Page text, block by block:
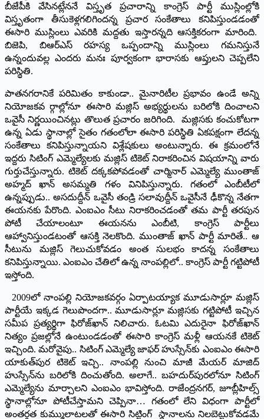
బీజేపీకి వేసినట్లేననే విస్తృత ప్రచారాన్ని కాంగ్రెస్‌ పార్టీ ముస్లింల్లోకి
విస్తృతంగా తీసుకెళ్లగలిగిందన్న ప్రచార సంకేతాలు కనిపిస్తుండడంతో
ఈసారి ముస్లింలు ఎవరికి మద్దతు ఇస్తారన్నది ఆసక్తికరంగా మారింది.
బిజెపి, బిఆర్‌ఎస్‌ రహస్య ఒప్పందాన్ని ముస్లింలు గమనిస్తునే
ఉన్నందువల్ల ఎందరు మనః పూర్వకంగా భారాసకు ఆప్తులని చెప్పలేని
పరిస్థితి.
పాతనగరానికే పరిమితం కాకుండా.. మైనారిటీల ప్రభావం ఉండే అన్ని
నియోజకవ ర్గాల్లోనూ ఈసారి మజ్లిస్‌ అభ్యర్థులను బరిలోకి దించాలని
ఒవైసీ నిర్ణయించినట్లు తొలుత ప్రచారం జరిగింది. మజ్లిసకు కంచుకోటగా
ఉన్న ఏడు స్థానాల్లో సైతం గతంలోలా ఈసారి పరిస్థితి ఏకపక్షంగా లేదన్న
సంకేతాలు కనిపిస్తున్నాయని విశ్లేషకులు అంటున్నారు. ఈ క్రమంలోనే
ఇద్దరు సిటింగ్‌ ఎమ్మెల్యేలకు మజ్లిస్‌ టికెట్‌ నిరాకరించిన విషయాన్ని వారు
గుర్తుచేస్తున్నారు. టికెట్‌ దక్కకపోవడంతో చార్మినార్‌ ఎమ్మెల్యే ముంతాజ్‌
అహ్మద్‌ ఖాన్‌ అసమ్మతి గళం వినిపిస్తున్నారు. గతంలో ఎంబీటీలో
ఉన్నప్పుడు.. అసదుద్దీన్‌ ఒవైసీ తండ్రి సలావుద్దీన్‌ ఒవైసీనే ఢీకొన్న నేతగా
ఈయనకు పేరొంది. ఎంఐఎం సీటు నిరాకరించడంతో తమ పార్టీ తరపున
పోటీ చేయాలంటూ ఈయనను ఎంబీటి, కాంగ్రెస్‌ పార్టీలు
ఆహ్వానిస్తుండటంతో ఆసక్తి నెలకొంది. ముంతాజ్‌ ఖాన్‌ పార్టీ మారితే.. ఆ
సీటును మజ్లిస్‌ గెలుచుకోవడం అంత సులభం కాదన్న సంకేతాలు
కనిపిస్తున్నాయి. ఎంఐఎం చేతిలో ఉన్న నాంపల్లిలో.. కాంగ్రెస్‌ పార్టీ గట్టిపోటీ
ఇస్తోంది.
2009లో నాంపల్లి నియోజకవర్గం ఏర్పాటయ్యాక మూడుసార్లూ మజ్లిస్‌
పార్టీయే ఇక్కడ గెలుపొందగా.. మూడుసార్లూ మజ్లిసకు గట్టిపోటీ ఇచ్చిన
సమీప ప్రత్యర్థిగా ఫిరోజ్‌ఖాన్‌ నిలిచారు. ఓటమి ఎదురైనా ఫిరోజ్‌ఖాన్‌
నిత్యం ప్రజల్లోనే ఉంటుండడంతో ఈసారి కాంగ్రెస్‌ మళ్లీ ఆయనకే టికెట్‌
ఇచ్చింది. మరోవైపు.. సిటింగ్‌ ఎమ్మెల్యే జాఫర్‌ హుస్సేన్‌కు ఎంఐఎం ఈసారి
యాకుత్‌పుర టికెట్‌ ఇచ్చి.. నాంపల్లి నుంచి మాజీ మేయర్‌ మాజిద్‌
హుస్సేన్‌ను బరిలోకి దించుతోంది. అలాగే.. బహదుర్‌పురలోనూ సిటింగ్‌
ఎమ్మెల్యేను మార్చాలని ఎంఐఎం భావిస్తోంది. రాజేంద్రనగర్‌, జూబ్లీహిల్స్‌
స్థానాల్లోనూ పోటీచేస్తామని చెప్పినా… గతంలో లేని విధంగా పార్టీలో
అంతర్గత కుమ్ములాటలతో ఈసారి సిట్టింగ్‌ స్థానాలను నిలబెట్టుకోవడమే